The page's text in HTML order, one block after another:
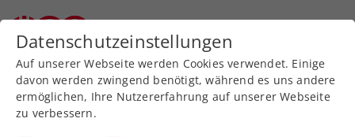
Zurück zur Newsübersicht
Turniere
Datenschutzeinstellungen
Auf unserer Webseite werden Cookies verwendet. Einige
davon werden zwingend benötigt, während es uns andere
ermöglichen, Ihre Nutzererfahrung auf unserer Webseite
zu verbessern.